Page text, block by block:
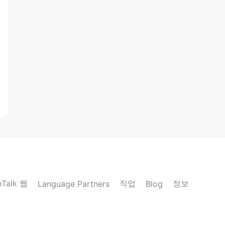
웹 Language Partners 직업 Blog 정보